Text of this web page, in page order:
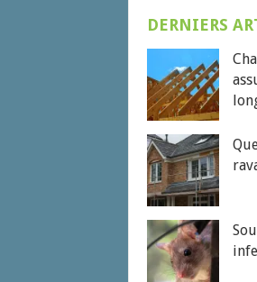
DERNIERS